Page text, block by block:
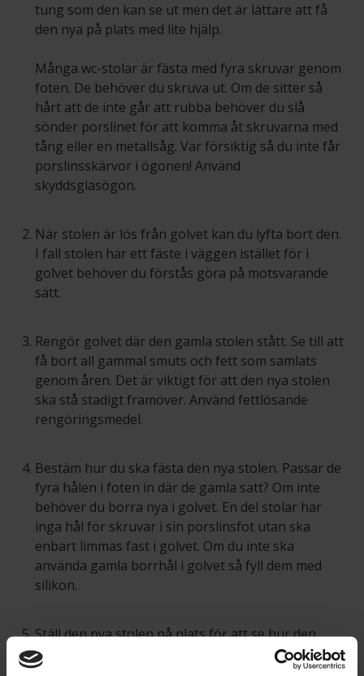
tung som den kan se ut men det är lättare att få
den nya på plats med lite hjälp.
Många wc-stolar är fästa med fyra skruvar genom
foten. De behöver du skruva ut. Om de sitter så
hårt att de inte går att rubba behöver du slå
sönder porslinet för att komma åt skruvarna med
tång eller en metallsåg. Var försiktig så du inte får
porslinsskärvor i ögonen! Använd
skyddsglasögon.
När stolen är lös från golvet kan du lyfta bort den.
I fall stolen har ett fäste i väggen istället för i
golvet behöver du förstås göra på motsvarande
sätt.
Rengör golvet där den gamla stolen stått. Se till att
få bort all gammal smuts och fett som samlats
genom åren. Det är viktigt för att den nya stolen
ska stå stadigt framöver. Använd fettlösande
rengöringsmedel.
Bestäm hur du ska fästa den nya stolen. Passar de
fyra hålen i foten in där de gamla satt? Om inte
behöver du borra nya i golvet. En del stolar har
inga hål för skruvar i sin porslinsfot utan ska
enbart limmas fast i golvet. Om du inte ska
använda gamla borrhål i golvet så fyll dem med
silikon.
Ställ den nya stolen på plats för att se hur den
passar. Om du ska limma fast den, rita en